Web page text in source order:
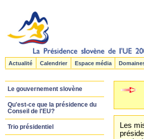
Actualité Calendrier Espace média
Le gouvernement slovène
Qu'est-ce que la présidence du
Conseil de l'EU?
Trio présidentiel
Les